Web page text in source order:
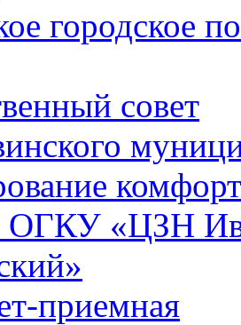
городское
совет
«ЦЗН
приемная